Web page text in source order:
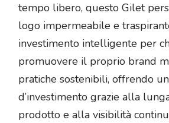
tempo libero, questo Gilet
logo impermeabile e
investimento intelligente per
promuovere il proprio brand
pratiche sostenibili, offrendo
d’investimento grazie alla
prodotto e alla visibilità